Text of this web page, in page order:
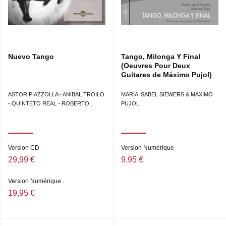
- Conciertango de Buenos Aires (live, création
mondiale)
Cacho Tirao, guitare - Orchestre Philharmonique Royal
Durée totale 69’27
international de guitare (dir. Guy Lukowski)
Prise de son : Charles Marique, Gilbert Steurbaut
Nuevo Tango
ASTOR PIAZZOLLA - ANIBAL TROILO
- QUINTETO REAL - ROBERTO...
Version CD
29,99 €
Version Numérique
19,95 €
Tango, Milonga Y Final
(Oeuvres Pour Deux
Guitares de Máximo Pujol)
MARÍA ISABEL SIEWERS & MÁXIMO
PUJOL
Version Numérique
9,95 €